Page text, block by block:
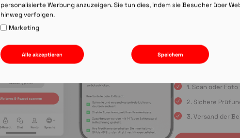
Wir laden Sie ein,
Rezepte schnell
oder die
sind Sie immer in
Apple App Store
uns auf Ihre
1. Scan oder
2. Sichere
3. Versand der
personalisierte Werbung anzuzeigen. Sie tun dies, indem sie Besucher über
hinweg verfolgen.
Marketing
Alle akzeptieren Speichern